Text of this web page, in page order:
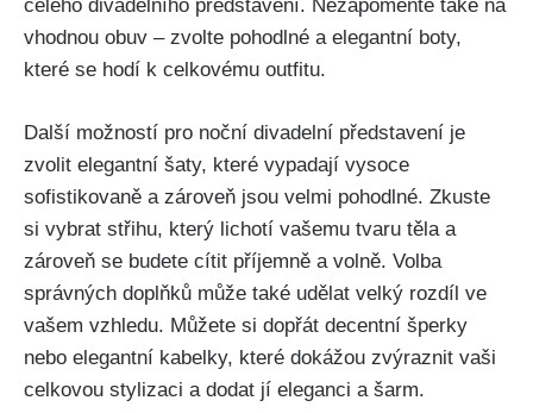
celého ⁢divadelního představení. Nezapomeňte ‍také na
vhodnou obuv – zvolte pohodlné a elegantní boty,
které se hodí k celkovému outfitu.
Další⁣ možností pro‌ noční divadelní představení ‌je
zvolit ​elegantní šaty,⁤ které vypadají vysoce
sofistikovaně ⁤a zároveň jsou velmi pohodlné. ⁤Zkuste
si⁤ vybrat střihu, který​ lichotí vašemu ⁣tvaru těla a⁢
zároveň⁣ se budete cítit příjemně a volně. ‍Volba
správných doplňků může také udělat velký rozdíl ve
vašem⁤ vzhledu. ​Můžete⁣ si ⁣dopřát‍ decentní šperky
nebo elegantní kabelky,⁣ které‌ dokážou ​zvýraznit vaši
‍celkovou‍ stylizaci⁣ a dodat⁤ jí eleganci a šarm.